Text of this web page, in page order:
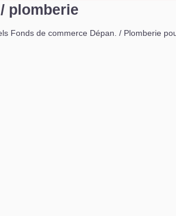
plomberie
Fonds de commerce Dépan. / Plomberie